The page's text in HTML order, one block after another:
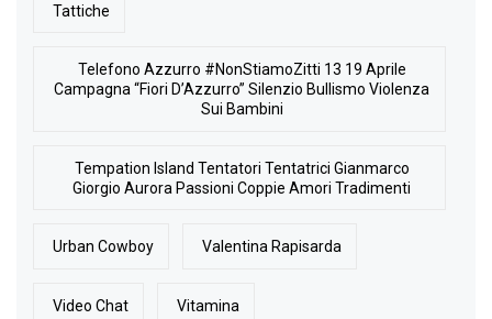
Tattiche
Telefono Azzurro #NonStiamoZitti 13 19 Aprile
Campagna “Fiori D’Azzurro” Silenzio Bullismo Violenza
Sui Bambini
Tempation Island Tentatori Tentatrici Gianmarco
Giorgio Aurora Passioni Coppie Amori Tradimenti
Urban Cowboy Valentina Rapisarda
Video Chat Vitamina